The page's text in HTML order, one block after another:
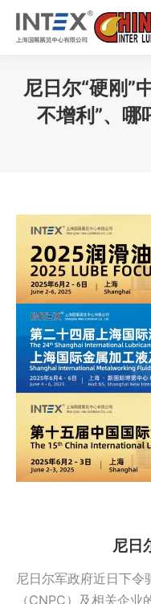
尼日尔“硬刚”
不增利”、哪
尼日
尼日尔军政府近日下令
（CNPC）及相关企